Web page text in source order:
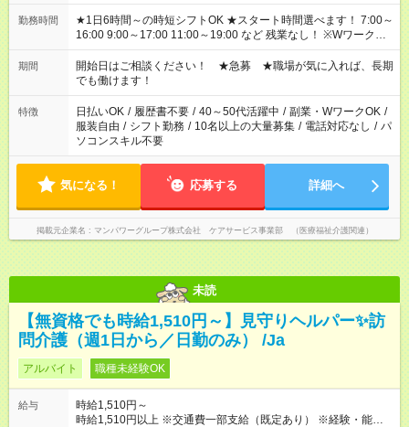
勤務時間
★1日6時間～の時短シフトOK ★スタート時間選べます！ 7:00～
16:00 9:00～17:00 11:00～19:00 など 残業なし！ ※Wワークの
場合、他のお仕事と合わせ週40時間超の就業はご案内できませ
ん ※法令に基づき、週20時間以上勤務は社会保険への加入対象
となります ※労働者派遣法（日雇い派遣の原則禁止）により、
短時間・短期間の就業はご案内が難しい場合があります
期間
開始日はご相談ください！ ★急募 ★職場が気に入れば、長期
でも働けます！
特徴 日払いOK / 履歴書不要 / 40～50代活躍中 / 副業・WワークOK /
服装自由 / シフト勤務 / 10名以上の大量募集 / 電話対応なし / パ
ソコンスキル不要
気になる！ 応募する 詳細へ
掲載元企業名 マンパワーグループ株式会社 ケアサービス事業部 （医療福祉介護関連）
未読
【無資格でも時給1,510円～】見守りヘルパー✨訪
問介護（週1日から／日勤のみ） /Ja
アルバイト 職種未経験OK
給与
時給1,510円～
時給1,510円以上 ※交通費一部支給（既定あり） ※経験・能力を